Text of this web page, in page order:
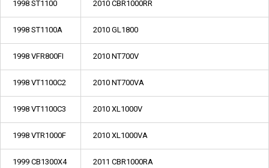
1998 ST1100 2010 CBR1000RR
1998 ST1100A 2010 GL1800
1998 VFR800FI 2010 NT700V
1998 VT1100C2 2010 NT700VA
1998 VT1100C3 2010 XL1000V
1998 VTR1000F 2010 XL1000VA
1999 CB1300X4 2011 CBR1000RA